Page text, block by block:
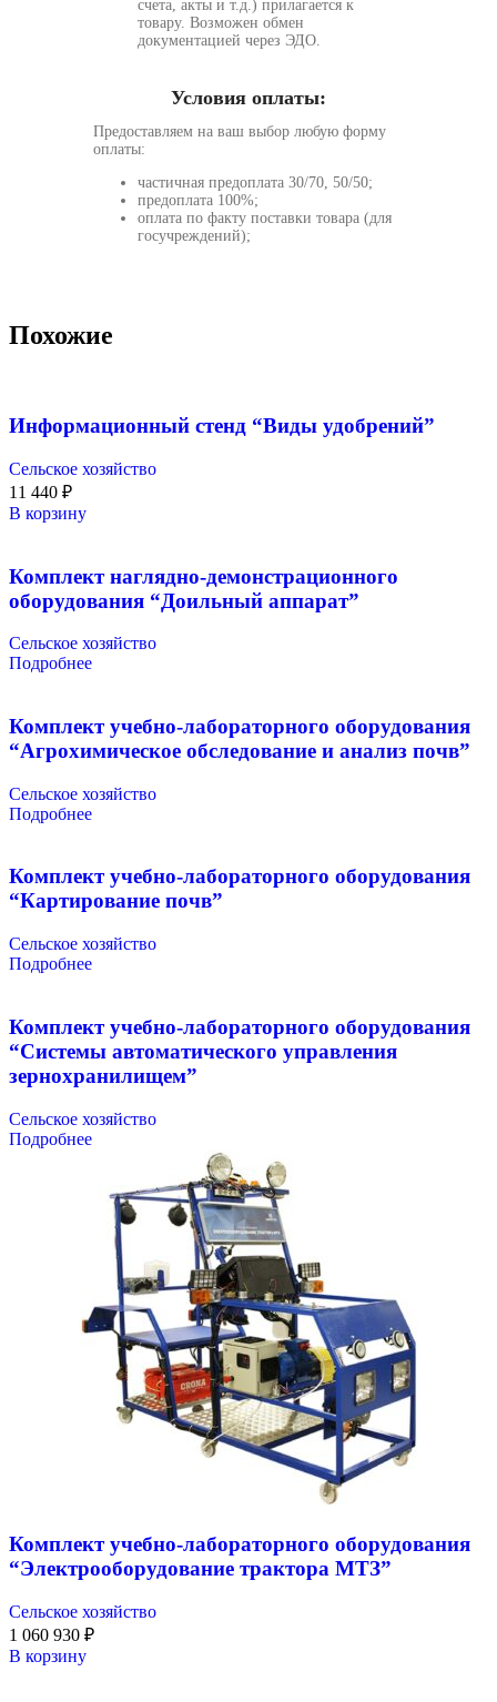
счета, акты и т.д.) прилагается к
товару. Возможен обмен
документацией через ЭДО.
Условия оплаты:
Предоставляем на ваш выбор любую форму
оплаты:
частичная предоплата 30/70, 50/50;
предоплата 100%;
оплата по факту поставки товара (для
госучреждений);
Похожие
Информационный стенд “Виды удобрений”
Сельское хозяйство
11 440 ₽
В корзину
Комплект наглядно-демонстрационного
оборудования “Доильный аппарат”
Сельское хозяйство
Подробнее
Комплект учебно-лабораторного оборудования
“Агрохимическое обследование и анализ почв”
Сельское хозяйство
Подробнее
Комплект учебно-лабораторного оборудования
“Картирование почв”
Сельское хозяйство
Подробнее
Комплект учебно-лабораторного оборудования
“Системы автоматического управления
зернохранилищем”
Сельское хозяйство
Подробнее
Комплект учебно-лабораторного оборудования
“Электрооборудование трактора МТЗ”
Сельское хозяйство
1 060 930 ₽
В корзину